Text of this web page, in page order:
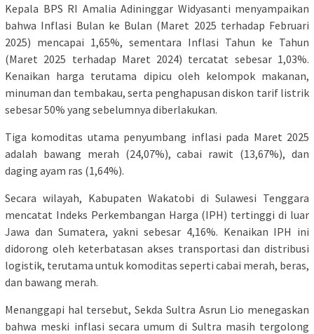
Kepala BPS RI Amalia Adininggar Widyasanti menyampaikan
bahwa Inflasi Bulan ke Bulan (Maret 2025 terhadap Februari
2025) mencapai 1,65%, sementara Inflasi Tahun ke Tahun
(Maret 2025 terhadap Maret 2024) tercatat sebesar 1,03%.
Kenaikan harga terutama dipicu oleh kelompok makanan,
minuman dan tembakau, serta penghapusan diskon tarif listrik
sebesar 50% yang sebelumnya diberlakukan.
Tiga komoditas utama penyumbang inflasi pada Maret 2025
adalah bawang merah (24,07%), cabai rawit (13,67%), dan
daging ayam ras (1,64%).
Secara wilayah, Kabupaten Wakatobi di Sulawesi Tenggara
mencatat Indeks Perkembangan Harga (IPH) tertinggi di luar
Jawa dan Sumatera, yakni sebesar 4,16%. Kenaikan IPH ini
didorong oleh keterbatasan akses transportasi dan distribusi
logistik, terutama untuk komoditas seperti cabai merah, beras,
dan bawang merah.
Menanggapi hal tersebut, Sekda Sultra Asrun Lio menegaskan
bahwa meski inflasi secara umum di Sultra masih tergolong